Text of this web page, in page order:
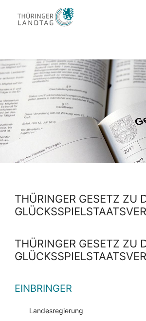
THÜRINGER GESETZ ZU
THÜRINGER GESETZ ZU
EINBRINGER
Landesregierung